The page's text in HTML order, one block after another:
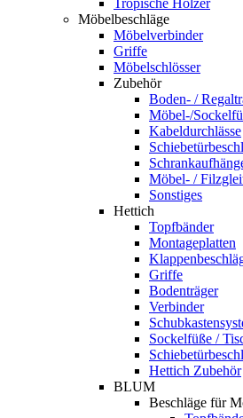
Tropische Hölzer
Möbelbeschläge
Möbelverbinder
Griffe
Möbelschlösser
Zubehör
Boden- /
Möbel-/
Kabeldurchlässe
Möbel- /
Sonstiges
Hettich
Topfbänder
Montageplatten
Griffe
Bodenträger
Verbinder
Sockelfüße /
Hettich Zubehör
BLUM
Beschläge für